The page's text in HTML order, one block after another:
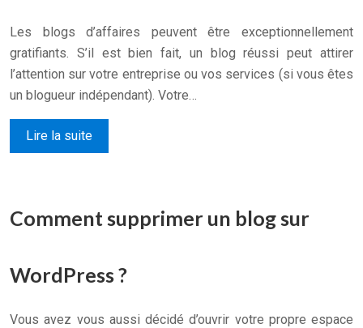
Les blogs d’affaires peuvent être exceptionnellement
gratifiants. S’il est bien fait, un blog réussi peut attirer
l’attention sur votre entreprise ou vos services (si vous êtes
un blogueur indépendant). Votre…
Lire la suite
Comment supprimer un blog sur
WordPress ?
Vous avez vous aussi décidé d’ouvrir votre propre espace